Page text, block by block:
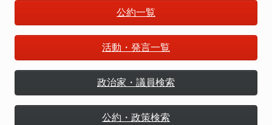
公約一覧
活動・発言一覧
政治家・議員検索
公約・政策検索